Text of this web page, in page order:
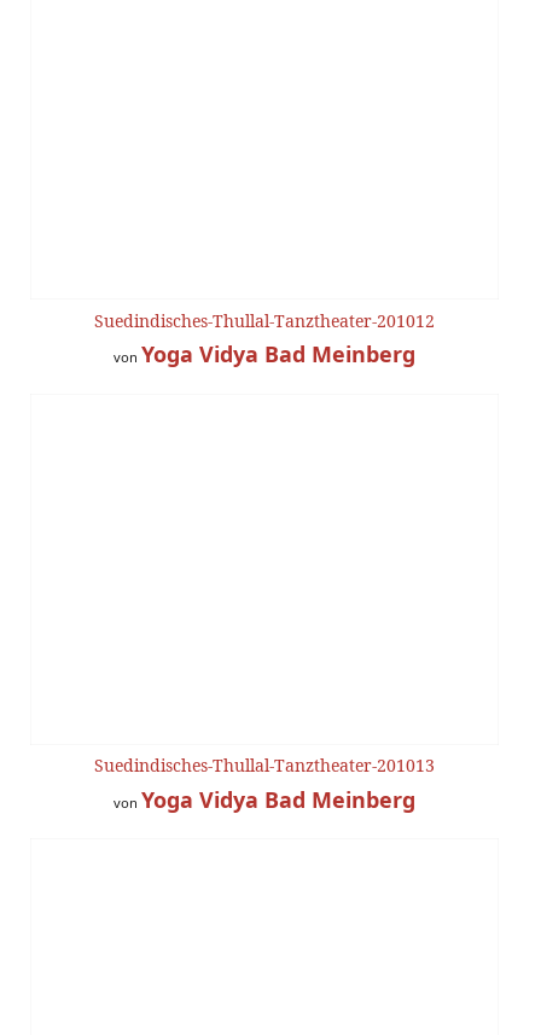
Suedindisches-Thullal-Tanztheater-201012
von Yoga Vidya Bad Meinberg
Suedindisches-Thullal-Tanztheater-201013
von Yoga Vidya Bad Meinberg